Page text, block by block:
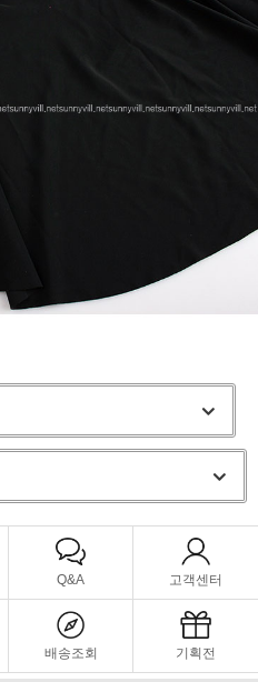
Q&A 고객센터
배송조회 기획전